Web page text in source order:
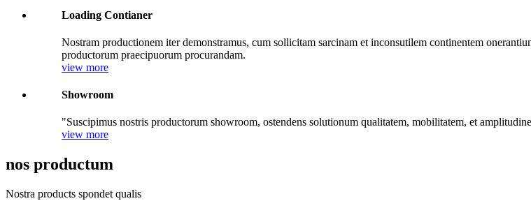
Loading Contianer
Nostram productionem iter demonstramus, cum sollicitam sarcinam et inconsutilem continentem
productorum praecipuorum procurandam.
view more
Showroom
"Suscipimus nostris productorum showroom, ostendens solutionum qualitatem, mobilitatem, et
view more
nos productum
Nostra products spondet qualis